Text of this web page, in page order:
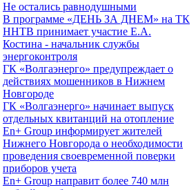
Не остались равнодушными
В программе «ДЕНЬ ЗА ДНЕМ» на ТК
ННТВ принимает участие Е.А.
Костина - начальник службы
энергоконтроля
ГК «Волгаэнерго» предупреждает о
действиях мошенников в Нижнем
Новгороде
ГК «Волгаэнерго» начинает выпуск
отдельных квитанций на отопление
En+ Group информирует жителей
Нижнего Новгорода о необходимости
проведения своевременной поверки
приборов учета
En+ Group направит более 740 млн